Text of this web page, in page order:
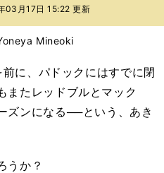
03月17日 15:22 更新
Mineoki
に、パドックにはすでに閉
またレッドブルとマック
ズンになる──という、あき
うか？